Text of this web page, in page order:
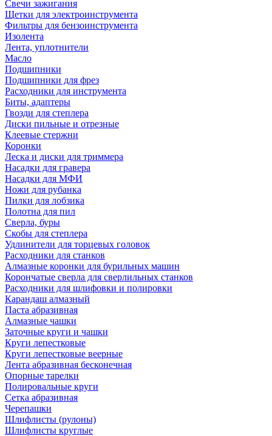
Свечи зажигания
Щетки для электроинструмента
Фильтры для бензоинструмента
Изолента
Лента, уплотнители
Масло
Подшипники
Подшипники для фрез
Расходники для инструмента
Биты, адаптеры
Гвозди для степлера
Диски пильные и отрезные
Клеевые стержни
Коронки
Леска и диски для триммера
Насадки для гравера
Насадки для МФИ
Ножи для рубанка
Пилки для лобзика
Полотна для пил
Сверла, буры
Скобы для степлера
Удлинители для торцевых головок
Расходники для станков
Алмазные коронки для бурильных машин
Корончатые сверла для сверлильных станков
Расходники для шлифовки и полировки
Карандаш алмазный
Паста абразивная
Алмазные чашки
Заточные круги и чашки
Круги лепестковые
Круги лепестковые веерные
Лента абразивная бесконечная
Опорные тарелки
Полировальные круги
Сетка абразивная
Черепашки
Шлифлисты (рулоны)
Шлифлисты круглые